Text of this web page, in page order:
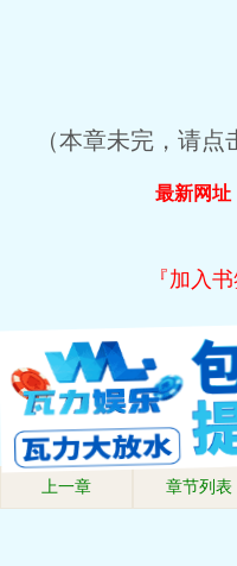
（本章未完，请点
最新网址
『加入
上一章 章节列表